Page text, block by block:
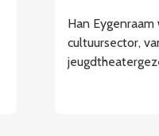
Han
cultuursector,